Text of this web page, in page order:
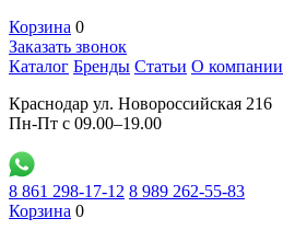
Корзина 0
Заказать звонок
Каталог Бренды Статьи О компании
Краснодар ул. Новороссийская 216
Пн-Пт с 09.00–19.00
8 861 298-17-12 8 989 262-55-83
Корзина 0